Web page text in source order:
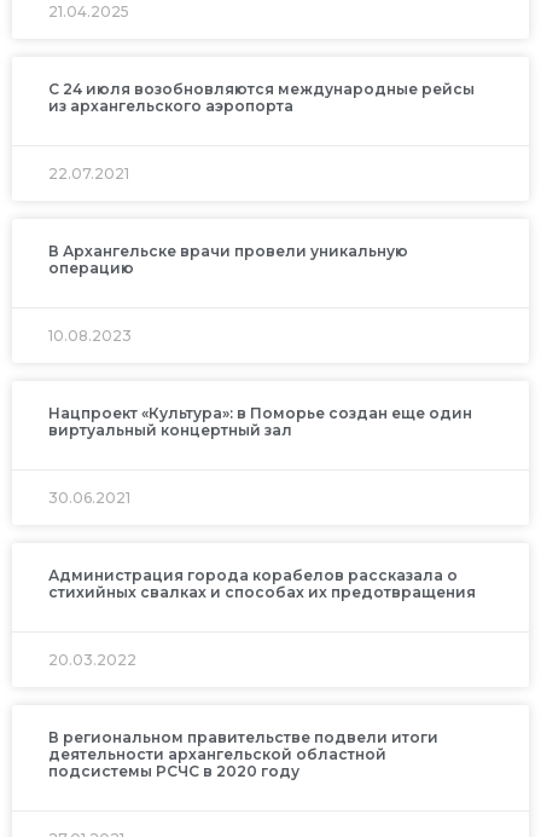
21.04.2025
С 24 июля возобновляются международные рейсы
из архангельского аэропорта
22.07.2021
В Архангельске врачи провели уникальную
операцию
10.08.2023
Нацпроект «Культура»: в Поморье создан еще один
виртуальный концертный зал
30.06.2021
Администрация города корабелов рассказала о
стихийных свалках и способах их предотвращения
20.03.2022
В региональном правительстве подвели итоги
деятельности архангельской областной
подсистемы РСЧС в 2020 году